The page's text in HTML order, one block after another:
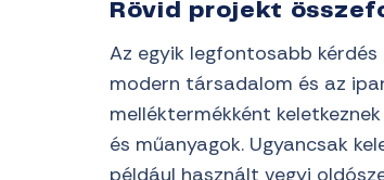
Rövid projekt
Az egyik legfontosabb
modern társadalom és az
melléktermékként
és műanyagok. Ugyancsak
például használt vegyi